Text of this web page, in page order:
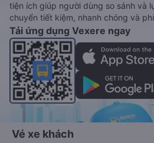
tiện ích giúp người dùng so sánh và
chuyển tiết kiệm, nhanh chóng và
Tải ứng dụng Vexere ngay
Vé xe khách